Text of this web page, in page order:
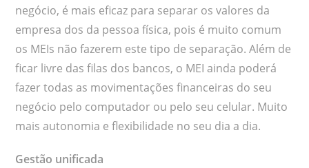
negócio, é mais eficaz para separar os valores da
empresa dos da pessoa física, pois é muito comum
os MEIs não fazerem este tipo de separação. Além de
ficar livre das filas dos bancos, o MEI ainda poderá
fazer todas as movimentações financeiras do seu
negócio pelo computador ou pelo seu celular. Muito
mais autonomia e flexibilidade no seu dia a dia.
Gestão unificada